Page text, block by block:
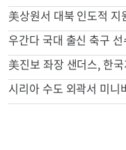
시리아 수도 외곽서 미